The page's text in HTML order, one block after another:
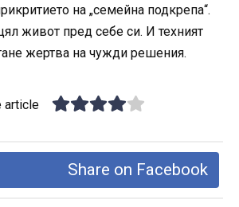
на „семейна подкрепа“.
живот пред себе си. И техният
жертва на чужди решения.
article
Share on Facebook